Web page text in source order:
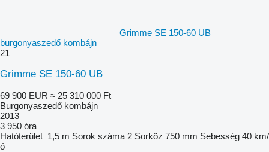
Grimme SE 150-60 UB
burgonyaszedő kombájn
21
Grimme SE 150-60 UB
69 900 EUR ≈ 25 310 000 Ft
Burgonyaszedő kombájn
2013
3 950 óra
Hatóterület 1,5 m Sorok száma 2 Sorköz 750 mm Sebesség 40 km/
ó